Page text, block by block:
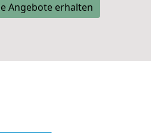
Angebote erhalten